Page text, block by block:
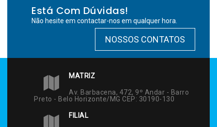
Está Com Dúvidas!
Não hesite em contactar-nos em qualquer hora.
NOSSOS CONTATOS
MATRIZ
Av. Barbacena, 472, 9º Andar - Barro
Preto - Belo Horizonte/MG CEP: 30190-130
FILIAL